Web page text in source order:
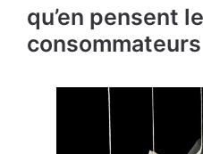
qu’en pensent
consommateurs